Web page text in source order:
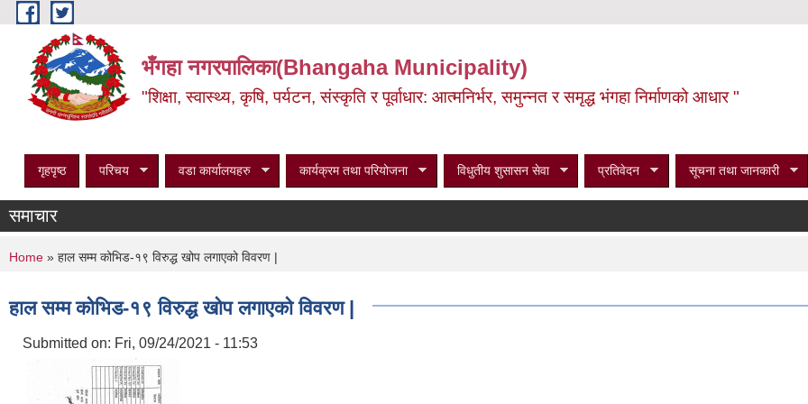
Skip to main content
भँगहा नगरपालिका(Bhangaha Municipality)
"शिक्षा, स्वास्थ्य, कृषि, पर्यटन, संस्कृति र पूर्वाधार: आत्मनिर्भर, समुन्नत र समृद्ध भंगहा निर्माणको आधार "
गृहपृष्ठ परिचय वडा कार्यालयहरु कार्यक्रम तथा परियोजना विधुतीय शुसासन सेवा प्रतिवेदन सूचना तथा जानकारी
समाचार
You are here
Home » हाल सम्म कोभिड-१९ विरुद्ध खोप लगाएको विवरण |
हाल सम्म कोभिड-१९ विरुद्ध खोप लगाएको विवरण |
Submitted on: Fri, 09/24/2021 - 11:53